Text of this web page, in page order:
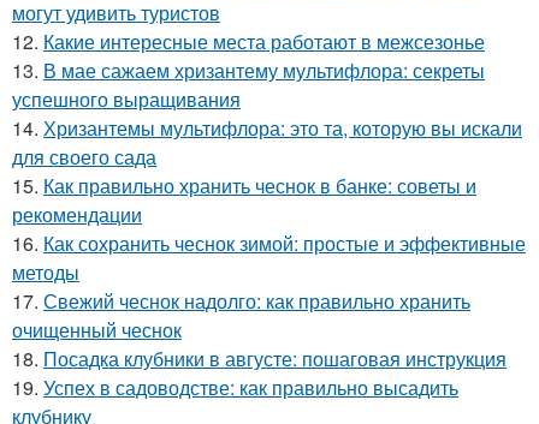
могут удивить туристов
12. Какие интересные места работают в межсезонье
13. В мае сажаем хризантему мультифлора: секреты
успешного выращивания
14. Хризантемы мультифлора: это та, которую вы искали
для своего сада
15. Как правильно хранить чеснок в банке: советы и
рекомендации
16. Как сохранить чеснок зимой: простые и эффективные
методы
17. Свежий чеснок надолго: как правильно хранить
очищенный чеснок
18. Посадка клубники в августе: пошаговая инструкция
19. Успех в садоводстве: как правильно высадить
клубнику